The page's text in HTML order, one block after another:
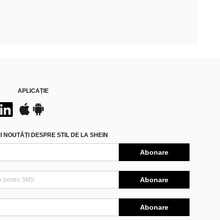
APLICAȚIE
NOUTĂȚI DESPRE STIL DE LA SHEIN
Abonare
Abonare
Abonare